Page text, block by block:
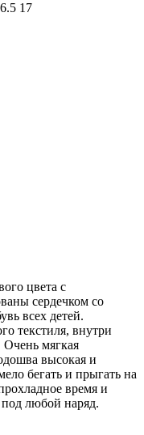
17
цвета с
сердечком со
всех детей.
текстиля, внутри
Очень мягкая
высокая и
бегать и прыгать на
время и
под любой наряд.